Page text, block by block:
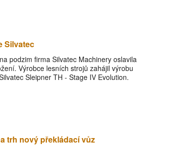
Silvatec
podzim firma Silvatec Machinery oslavila
Výrobce lesních strojů zahájil výrobu
Sleipner TH - Stage IV Evolution.
trh nový překládací vůz